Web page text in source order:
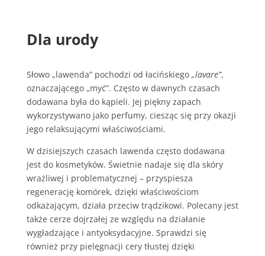
Dla urody
Słowo „lawenda” pochodzi od łacińskiego „lavare”,
oznaczającego „myć”. Często w dawnych czasach
dodawana była do kąpieli. Jej piękny zapach
wykorzystywano jako perfumy, ciesząc się przy okazji
jego relaksującymi właściwościami.
W dzisiejszych czasach lawenda często dodawana
jest do kosmetyków. Świetnie nadaje się dla skóry
wrażliwej i problematycznej – przyspiesza
regenerację komórek, dzięki właściwościom
odkażającym, działa przeciw trądzikowi. Polecany jest
także cerze dojrzałej ze względu na działanie
wygładzające i antyoksydacyjne. Sprawdzi się
również przy pielęgnacji cery tłustej dzięki